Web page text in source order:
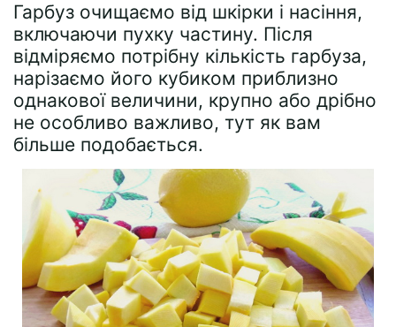
Гарбуз очищаємо від шкірки і насіння,
включаючи пухку частину. Після
відміряємо потрібну кількість гарбуза,
нарізаємо його кубиком приблизно
однакової величини, крупно або дрібно
не особливо важливо, тут як вам
більше подобається.